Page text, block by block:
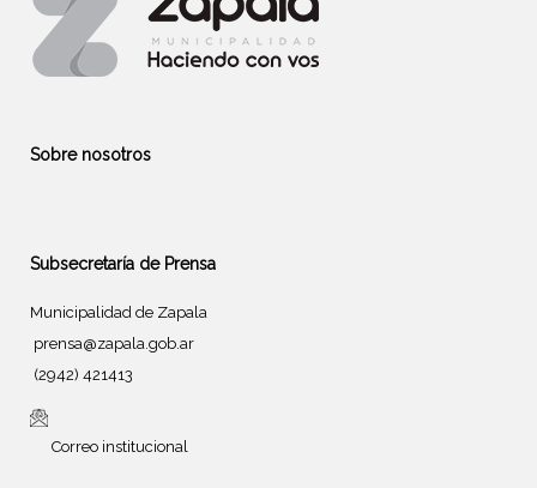
Sobre nosotros
Subsecretaría de Prensa
Municipalidad de Zapala
prensa@zapala.gob.ar
(2942) 421413
Correo institucional